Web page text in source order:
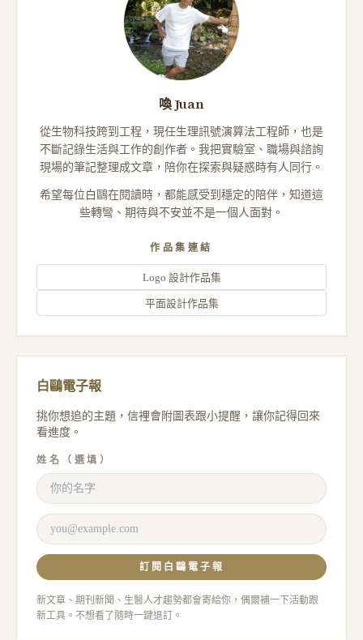
喚 Juan
從生物科技跨到工程，現任生理訊號演算法工程師，也是
不斷記錄生活與工作的創作者。我把實驗室、職場與諮詢
現場的筆記整理成文章，陪你在探索與疑惑時有人同行。
希望每位白鷗在閱讀時，都能感受到穩定的陪伴，知道這
些轉彎、期待與不安並不是一個人面對。
作品集連結
Logo 設計作品集
平面設計作品集
白鷗電子報
挑你想追的主題，信裡會附圖表跟小提醒，讓你記得回來
看進度。
姓名（選填）
訂閱白鷗電子報
新文章、期刊新聞、生醫人才趨勢都會寄給你，偶爾補一下活動跟
新工具。不想看了隨時一鍵退訂。